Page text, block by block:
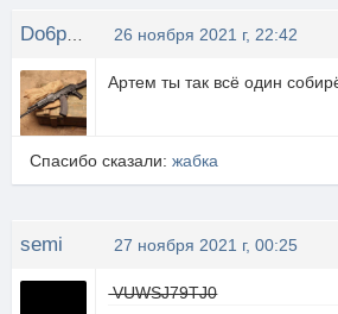
26 ноября 2021 г, 22:42
Артем ты так всё один
Спасибо сказали: жабка
semi 27 ноября 2021 г, 00:25
VUWSJ79TJ0